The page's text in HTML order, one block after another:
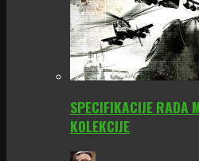
SPECIFIKACIJE RADA
KOLEKCIJE